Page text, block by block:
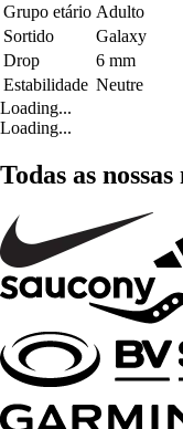
Grupo etário Adulto
Sortido
Galaxy
Drop
6 mm
Estabilidade Neutre
Loading...
Loading...
Todas as